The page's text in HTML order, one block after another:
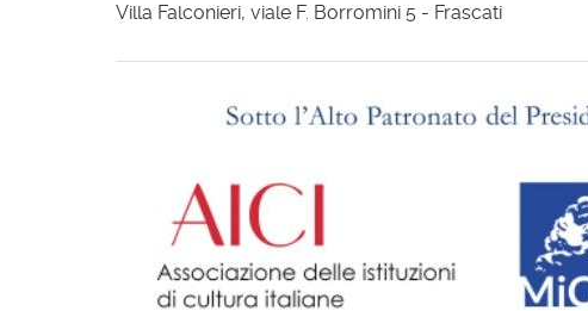
Villa Falconieri, viale F. Borromini 5 - Frascati